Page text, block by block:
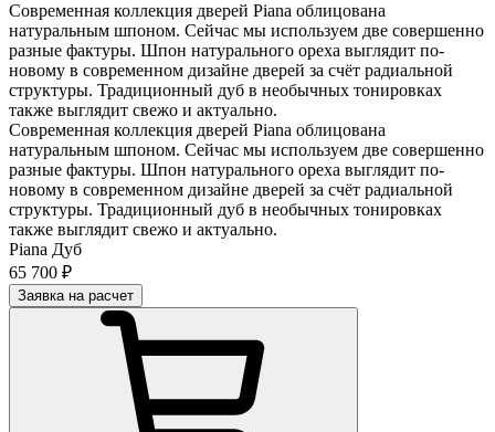
Современная коллекция дверей Piana облицована
натуральным шпоном. Сейчас мы используем две совершенно
разные фактуры. Шпон натурального ореха выглядит по-
новому в современном дизайне дверей за счёт радиальной
структуры. Традиционный дуб в необычных тонировках
также выглядит свежо и актуально.
Современная коллекция дверей Piana облицована
натуральным шпоном. Сейчас мы используем две совершенно
разные фактуры. Шпон натурального ореха выглядит по-
новому в современном дизайне дверей за счёт радиальной
структуры. Традиционный дуб в необычных тонировках
также выглядит свежо и актуально.
Piana Дуб
65 700 ₽
Заявка на расчет